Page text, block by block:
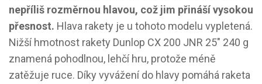
nepříliš rozměrnou hlavou, což jim přináší vysokou
přesnost. Hlava rakety je u tohoto modelu vypletená.
Nižší hmotnost rakety Dunlop CX 200 JNR 25" 240 g
znamená pohodlnou, lehčí hru, protože méně
zatěžuje ruce. Díky vyvážení do hlavy pomáhá raketa